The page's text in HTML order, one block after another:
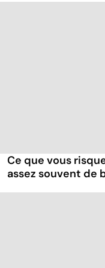
Ce que vous
assez souvent de